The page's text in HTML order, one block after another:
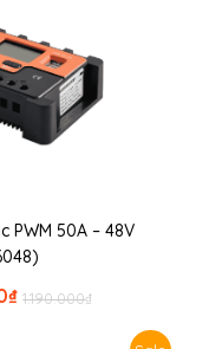
PWM 50A – 48V
₫
1.190.000
₫